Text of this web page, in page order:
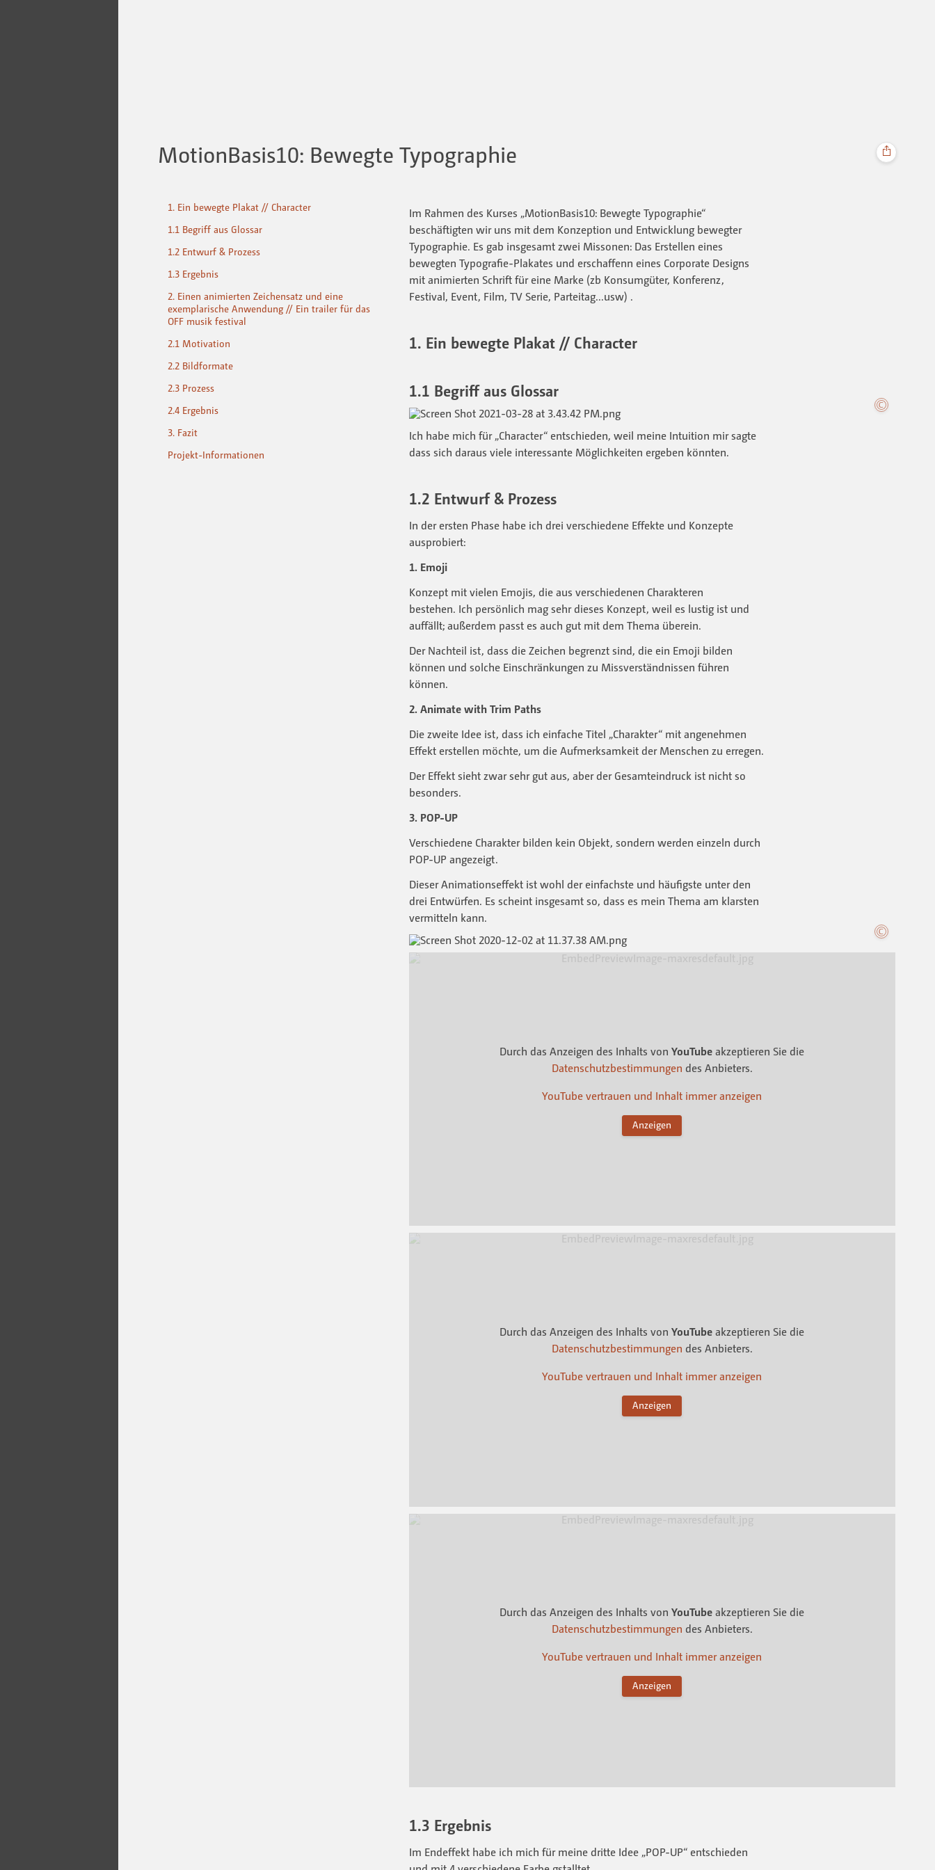
MotionBasis10: Bewegte Typographie
1. Ein bewegte Plakat // Character
1.1 Begriff aus Glossar
1.2 Entwurf & Prozess
1.3 Ergebnis
2. Einen animierten Zeichensatz und eine
exemplarische Anwendung // Ein trailer für das
OFF musik festival
2.1 Motivation
2.2 Bildformate
2.3 Prozess
2.4 Ergebnis
3. Fazit
Projekt-Informationen
Im Rahmen des Kurses „MotionBasis10: Bewegte Typographie“
beschäftigten wir uns mit dem Konzeption und Entwicklung bewegter
Typographie. Es gab insgesamt zwei Missonen: Das Erstellen eines
bewegten Typografie-Plakates und erschaffenn eines Corporate Designs
mit animierten Schrift für eine Marke (zb Konsumgüter, Konferenz,
Festival, Event, Film, TV Serie, Parteitag...usw) .
1. Ein bewegte Plakat // Character
1.1 Begriff aus Glossar
Ich habe mich für „Character“ entschieden, weil meine Intuition mir sagte
dass sich daraus viele interessante Möglichkeiten ergeben könnten.
1.2 Entwurf & Prozess
In der ersten Phase habe ich drei verschiedene Effekte und Konzepte
ausprobiert:
1. Emoji
Konzept mit vielen Emojis, die aus verschiedenen Charakteren
bestehen. Ich persönlich mag sehr dieses Konzept, weil es lustig ist und
auffällt; außerdem passt es auch gut mit dem Thema überein.
Der Nachteil ist, dass die Zeichen begrenzt sind, die ein Emoji bilden
können und solche Einschränkungen zu Missverständnissen führen
können.
2. Animate with Trim Paths
Die zweite Idee ist, dass ich einfache Titel „Charakter“ mit angenehmen
Effekt erstellen möchte, um die Aufmerksamkeit der Menschen zu erregen.
Der Effekt sieht zwar sehr gut aus, aber der Gesamteindruck ist nicht so
besonders.
3. POP-UP
Verschiedene Charakter bilden kein Objekt, sondern werden einzeln durch
POP-UP angezeigt.
Dieser Animationseffekt ist wohl der einfachste und häufigste unter den
drei Entwürfen. Es scheint insgesamt so, dass es mein Thema am klarsten
vermitteln kann.
Durch das Anzeigen des Inhalts vonYouTube akzeptieren Sie die
Datenschutzbestimmungen des Anbieters.
YouTube vertrauen und Inhalt immer anzeigen
Anzeigen
Durch das Anzeigen des Inhalts vonYouTube akzeptieren Sie die
Datenschutzbestimmungen des Anbieters.
YouTube vertrauen und Inhalt immer anzeigen
Anzeigen
Durch das Anzeigen des Inhalts vonYouTube akzeptieren Sie die
Datenschutzbestimmungen des Anbieters.
YouTube vertrauen und Inhalt immer anzeigen
Anzeigen
1.3 Ergebnis
Im Endeffekt habe ich mich für meine dritte Idee „POP-UP“ entschieden